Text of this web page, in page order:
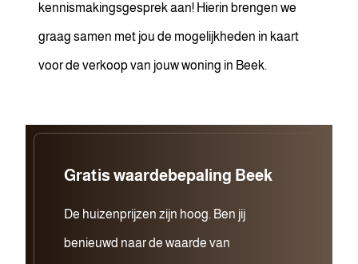
kennismakingsgesprek aan! Hierin brengen we
graag samen met jou de mogelijkheden in kaart
voor de verkoop van jouw woning in Beek.
Gratis waardebepaling Beek
De huizenprijzen zijn hoog. Ben jij
benieuwd naar de waarde van